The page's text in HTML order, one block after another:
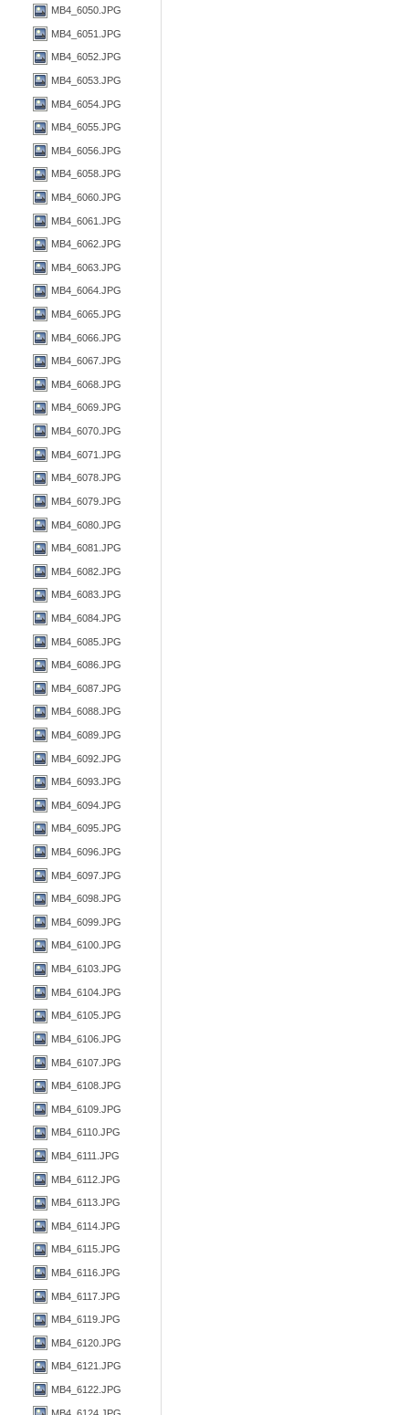
MB4_6050.JPG
MB4_6051.JPG
MB4_6052.JPG
MB4_6053.JPG
MB4_6054.JPG
MB4_6055.JPG
MB4_6056.JPG
MB4_6058.JPG
MB4_6060.JPG
MB4_6061.JPG
MB4_6062.JPG
MB4_6063.JPG
MB4_6064.JPG
MB4_6065.JPG
MB4_6066.JPG
MB4_6067.JPG
MB4_6068.JPG
MB4_6069.JPG
MB4_6070.JPG
MB4_6071.JPG
MB4_6078.JPG
MB4_6079.JPG
MB4_6080.JPG
MB4_6081.JPG
MB4_6082.JPG
MB4_6083.JPG
MB4_6084.JPG
MB4_6085.JPG
MB4_6086.JPG
MB4_6087.JPG
MB4_6088.JPG
MB4_6089.JPG
MB4_6092.JPG
MB4_6093.JPG
MB4_6094.JPG
MB4_6095.JPG
MB4_6096.JPG
MB4_6097.JPG
MB4_6098.JPG
MB4_6099.JPG
MB4_6100.JPG
MB4_6103.JPG
MB4_6104.JPG
MB4_6105.JPG
MB4_6106.JPG
MB4_6107.JPG
MB4_6108.JPG
MB4_6109.JPG
MB4_6110.JPG
MB4_6111.JPG
MB4_6112.JPG
MB4_6113.JPG
MB4_6114.JPG
MB4_6115.JPG
MB4_6116.JPG
MB4_6117.JPG
MB4_6119.JPG
MB4_6120.JPG
MB4_6121.JPG
MB4_6122.JPG